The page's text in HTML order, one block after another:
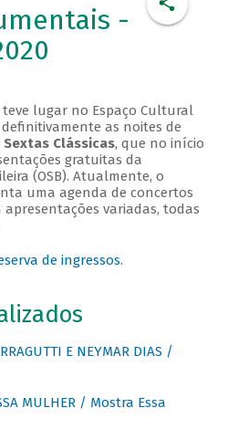
-
lugar no Espaço Cultural
definitivamente as noites de
Sextas Clássicas, que no início
gratuitas da
(OSB). Atualmente, o
uma agenda de concertos
variadas, todas
de ingressos.
E NEYMAR DIAS /
MULHER / Mostra Essa